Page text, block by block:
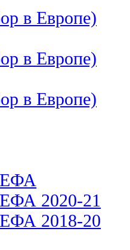
в Европе)
в Европе)
в Европе)
2020-21
2018-20